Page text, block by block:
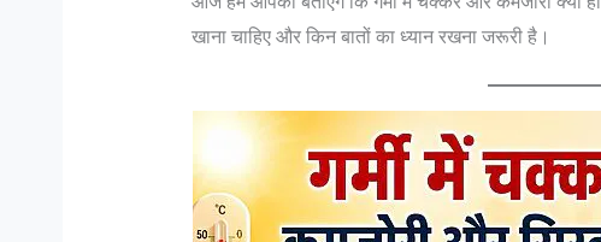
खाना चाहिए और किन बातों का ध्यान रखना जरूरी है।